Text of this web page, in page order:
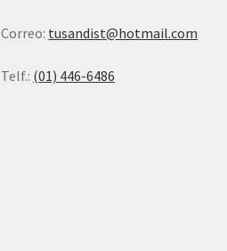
Correo: tusandist@hotmail.com
Telf.: (01) 446-6486